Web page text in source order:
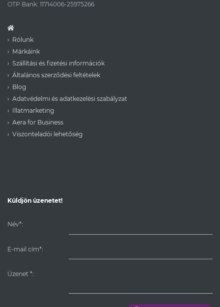
OTP Bank: 11714006-25975266
Rólunk
Márkáink
Szállítási és fizetési információk
Általános szerződési feltételek
Blog
Adatvédelmi és adatkezelési szabályzat
Illatmarketing
Aera for Business
Viszonteladói lehetőség
Küldjön üzenetet!
Név*:
E-mail cím*:
Üzenet *: